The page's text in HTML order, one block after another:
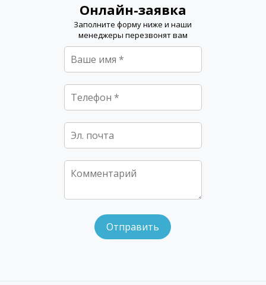
Онлайн-заявка
Заполните форму ниже и наши
менеджеры перезвонят вам